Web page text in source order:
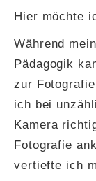
Hier möchte
Während
Pädagogik
zur
ich bei
Kamera
Fotografie
vertiefte ich